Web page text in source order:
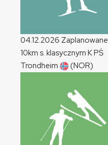
04.12.2026 Zaplanowane
10km s. klasycznym KPŚ
Trondheim
(NOR)